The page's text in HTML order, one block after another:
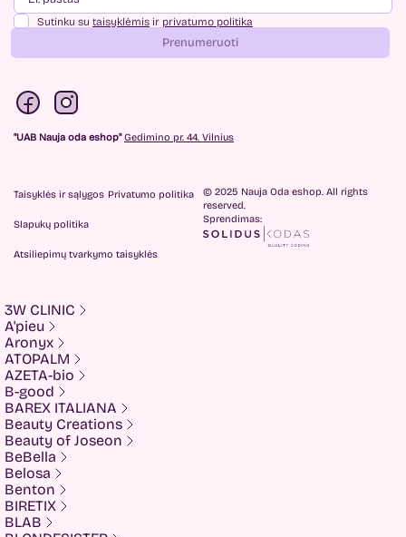
Sutinku su taisyklėmis ir privatumo politika
Prenumeruoti
"UAB Nauja oda eshop" Gedimino pr. 44. Vilnius
Taisyklės ir sąlygos Privatumo politika
Slapukų politika
Atsiliepimų tvarkymo taisyklės
© 2025 Nauja Oda eshop. All rights
reserved.
Sprendimas:
3W CLINIC
A'pieu
Aronyx
ATOPALM
AZETA-bio
B-good
BAREX ITALIANA
Beauty Creations
Beauty of Joseon
BeBella
Belosa
Benton
BIRETIX
BLAB